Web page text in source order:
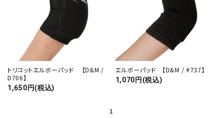
トリコットエルボーパッド 【D&M /
D706】
1,650円(税込)
エルボーパッド 【D&M / #737】
1,070円(税込)
1